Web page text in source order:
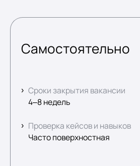
Самостоятельно
Сроки закрытия вакансии
4–8 недель
Проверка кейсов и навыков
Часто поверхностная